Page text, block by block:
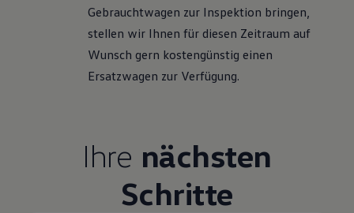
Gebrauchtwagen zur Inspektion bringen,
stellen wir Ihnen für diesen Zeitraum auf
Wunsch gern kostengünstig einen
Ersatzwagen zur Verfügung.
Ihre nächsten
Schritte